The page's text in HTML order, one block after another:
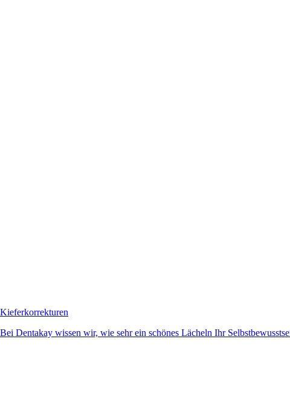
Kieferkorrekturen
Bei Dentakay wissen wir, wie sehr ein schönes Lächeln Ihr